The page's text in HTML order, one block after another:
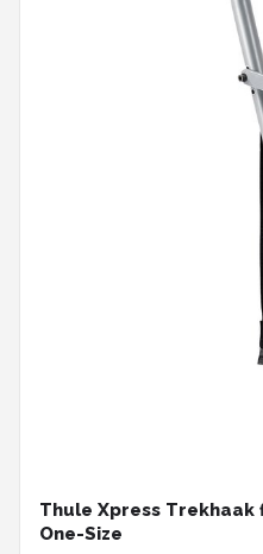
Thule Xpress
One-Size